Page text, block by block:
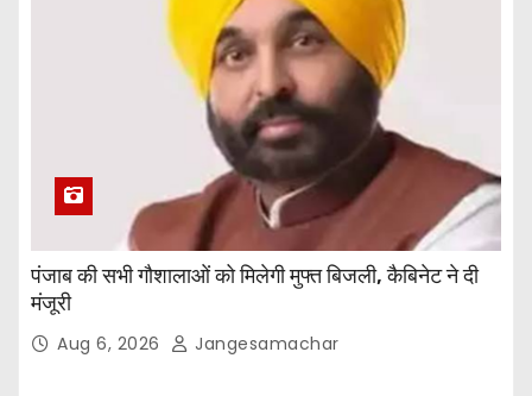
पंजाब की सभी गौशालाओं को मिलेगी मुफ्त बिजली, कैबिनेट ने दी
मंजूरी
Aug 6, 2026 Jangesamachar